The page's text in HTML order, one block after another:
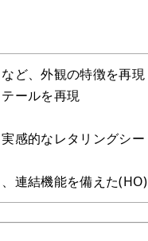
ど、外観の特徴を再現
ールを再現
感的なレタリングシ
連結機能を備えた